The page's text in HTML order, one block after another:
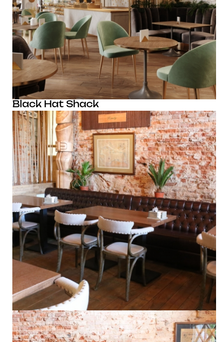
Black Hat Shack